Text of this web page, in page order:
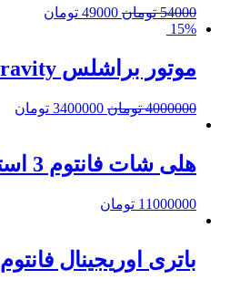
54000 تومان 49000 تومان
15%
موتور براشلس AntiGravity
4000000 تومان 3400000 تومان
هلی شات فانتوم 3 استاندارد
11000000 تومان
باتری اوریجینال فانتوم 3 استاندارد